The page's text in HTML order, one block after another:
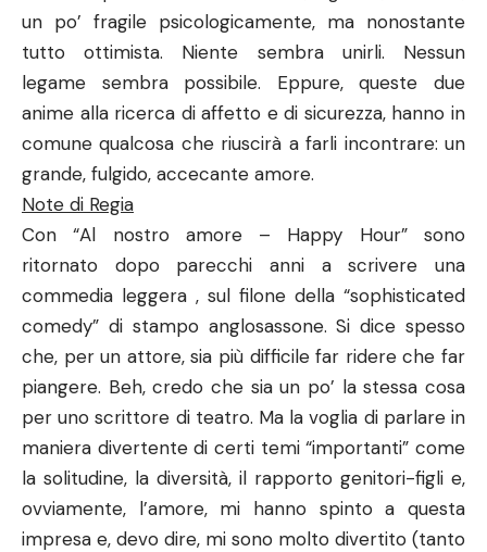
un po’ fragile psicologicamente, ma nonostante
tutto ottimista. Niente sembra unirli. Nessun
legame sembra possibile. Eppure, queste due
anime alla ricerca di affetto e di sicurezza, hanno in
comune qualcosa che riuscirà a farli incontrare: un
grande, fulgido, accecante amore.
Note di Regia
Con “Al nostro amore – Happy Hour” sono
ritornato dopo parecchi anni a scrivere una
commedia leggera , sul filone della “sophisticated
comedy” di stampo anglosassone. Si dice spesso
che, per un attore, sia più difficile far ridere che far
piangere. Beh, credo che sia un po’ la stessa cosa
per uno scrittore di teatro. Ma la voglia di parlare in
maniera divertente di certi temi “importanti” come
la solitudine, la diversità, il rapporto genitori-figli e,
ovviamente, l’amore, mi hanno spinto a questa
impresa e, devo dire, mi sono molto divertito (tanto